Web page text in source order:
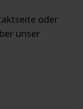
oder
unser